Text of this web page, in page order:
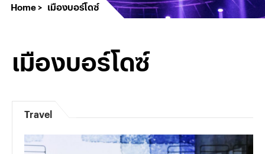
Home เมืองบอร์โดซ์
เมืองบอร์โดซ์
Travel